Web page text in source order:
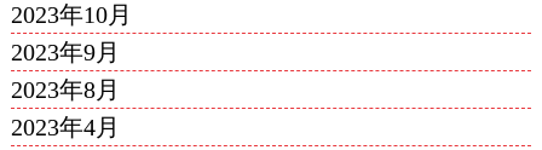
2023年10月
2023年9月
2023年8月
2023年4月